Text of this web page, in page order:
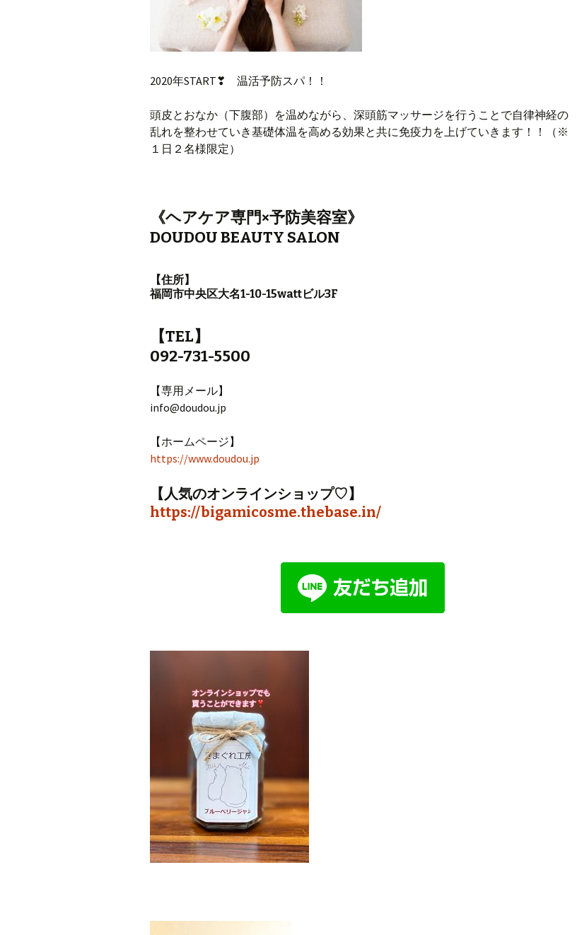
2020年START❣ 温活予防スパ！！
頭皮とおなか（下腹部）を温めながら、深頭筋マッサージを行うことで自律神経の
乱れを整わせていき基礎体温を高める効果と共に免疫力を上げていきます！！（※
１日２名様限定）
《ヘアケア専門×予防美容室》
DOUDOU BEAUTY SALON
【住所】
福岡市中央区大名1-10-15wattビル3F
【TEL】
092-731-5500
【専用メール】
info@doudou.jp
【ホームページ】
https://www.doudou.jp
【人気のオンラインショップ♡】
https://bigamicosme.thebase.in/